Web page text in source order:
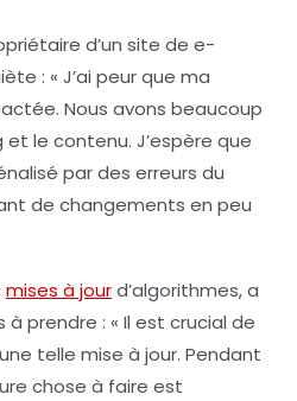
d’un site de e-
: « J’ai peur que ma
Nous avons beaucoup
le contenu. J’espère que
par des erreurs du
de changements en peu
mises à jourd’algorithmes, a
prendre : « Il est crucial de
telle mise à jour. Pendant
chose à faire est